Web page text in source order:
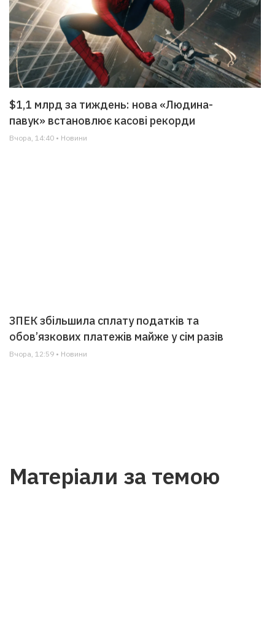
$1,1 млрд за тиждень: нова «Людина-
павук» встановлює касові рекорди
Вчора, 14:40 • Новини
ЗПЕК збільшила сплату податків та
обов’язкових платежів майже у сім разів
Вчора, 12:59 • Новини
Матеріали за темою